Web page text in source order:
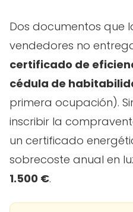
Dos documentos que
vendedores no
certificado de
cédula de
primera ocupación).
inscribir la
un certificado
sobrecoste anual en
1.500 €.